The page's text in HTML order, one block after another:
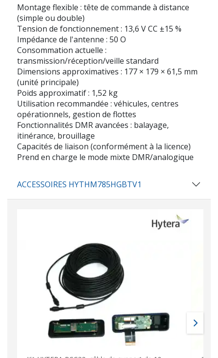
Montage flexible : tête de commande à distance
(simple ou double)
Tension de fonctionnement : 13,6 V CC ±15 %
Impédance de l'antenne : 50 O
Consommation actuelle :
transmission/réception/veille standard
Dimensions approximatives : 177 × 179 × 61,5 mm
(unité principale)
Poids approximatif : 1,52 kg
Utilisation recommandée : véhicules, centres
opérationnels, gestion de flottes
Fonctionnalités DMR avancées : balayage,
itinérance, brouillage
Capacités de liaison (conformément à la licence)
Prend en charge le mode mixte DMR/analogique
ACCESSOIRES HYTHM785HGBTV1